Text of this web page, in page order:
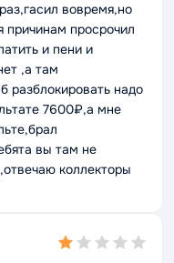
вовремя,но
просрочил
и пени и
,а там
разблокировать надо
7600₽,а мне
вы там не
коллекторы